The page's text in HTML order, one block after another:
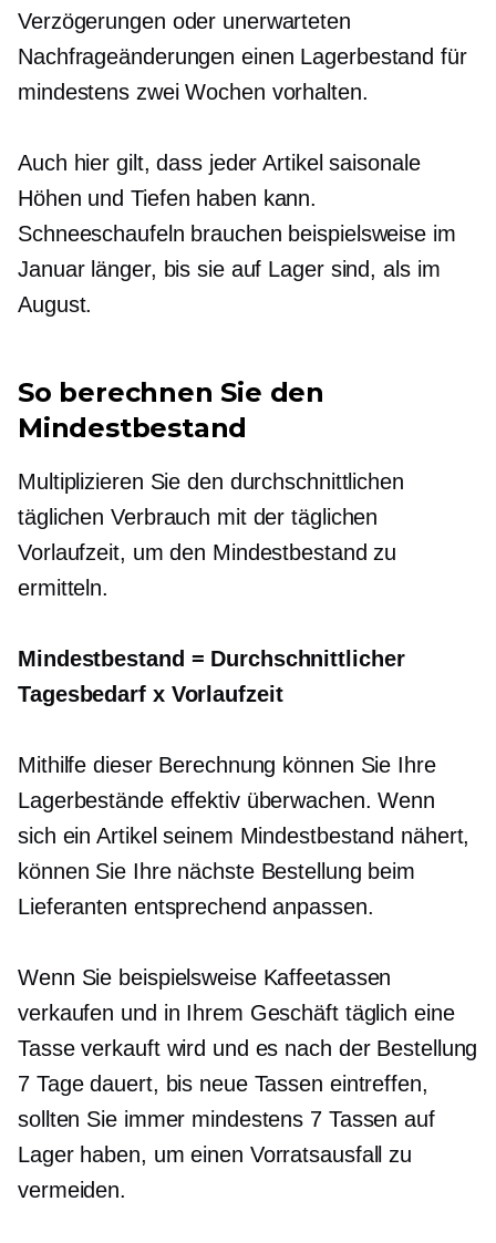
Verzögerungen oder unerwarteten
Nachfrageänderungen einen Lagerbestand für
mindestens zwei Wochen vorhalten.
Auch hier gilt, dass jeder Artikel saisonale
Höhen und Tiefen haben kann.
Schneeschaufeln brauchen beispielsweise im
Januar länger, bis sie auf Lager sind, als im
August.
So berechnen Sie den
Mindestbestand
Multiplizieren Sie den durchschnittlichen
täglichen Verbrauch mit der täglichen
Vorlaufzeit, um den Mindestbestand zu
ermitteln.
Mindestbestand = Durchschnittlicher
Tagesbedarf x Vorlaufzeit
Mithilfe dieser Berechnung können Sie Ihre
Lagerbestände effektiv überwachen. Wenn
sich ein Artikel seinem Mindestbestand nähert,
können Sie Ihre nächste Bestellung beim
Lieferanten entsprechend anpassen.
Wenn Sie beispielsweise Kaffeetassen
verkaufen und in Ihrem Geschäft täglich eine
Tasse verkauft wird und es nach der Bestellung
7 Tage dauert, bis neue Tassen eintreffen,
sollten Sie immer mindestens 7 Tassen auf
Lager haben, um einen Vorratsausfall zu
vermeiden.